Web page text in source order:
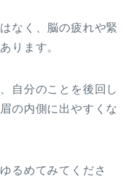
なく、脳の疲れや緊
ります。
自分のことを後回し
の内側に出やすくな
るめてみてくださ